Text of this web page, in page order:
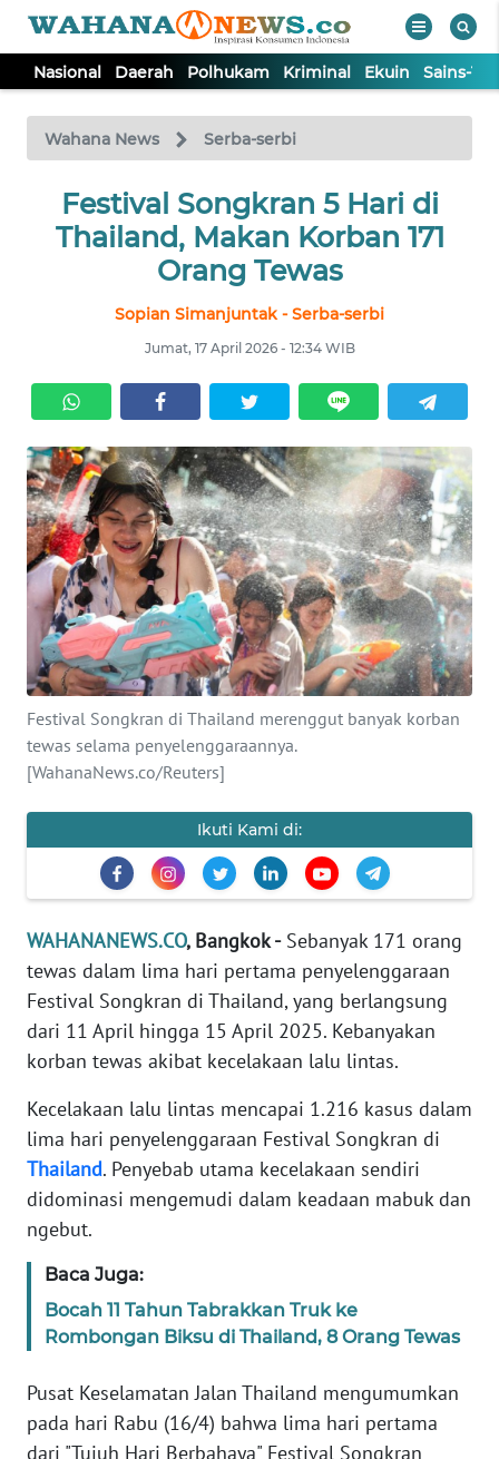
Nasional Daerah Polhukam Kriminal Ekuin Sains-
Wahana News Serba-serbi
Festival Songkran 5 Hari di
Thailand, Makan Korban 171
Orang Tewas
Sopian Simanjuntak - Serba-serbi
Jumat, 17 April 2026 - 12:34 WIB
Festival Songkran di Thailand merenggut banyak korban
tewas selama penyelenggaraannya.
[WahanaNews.co/Reuters]
Ikuti Kami di:
WAHANANEWS.CO, Bangkok -Sebanyak 171 orang
tewas dalam lima hari pertama penyelenggaraan
Festival Songkran di Thailand, yang berlangsung
dari 11 April hingga 15 April 2025. Kebanyakan
korban tewas akibat kecelakaan lalu lintas.
Kecelakaan lalu lintas mencapai 1.216 kasus dalam
lima hari penyelenggaraan Festival Songkran di
Thailand. Penyebab utama kecelakaan sendiri
didominasi mengemudi dalam keadaan mabuk dan
ngebut.
Baca Juga:
Bocah 11 Tahun Tabrakkan Truk ke
Rombongan Biksu di Thailand, 8 Orang Tewas
Pusat Keselamatan Jalan Thailand mengumumkan
pada hari Rabu (16/4) bahwa lima hari pertama
dari "Tujuh Hari Berbahaya" Festival Songkran
TV
Tutup
NASIONAL
POLHUKAM
KRIMINAL
EKUIN
SAINS-TEKNO
KESEHATAN
INTERNASIONAL
SERBA-SERBI
EDITORIAL
Informasi
INDEKS
KONTAK
KAMI
INFO
IKLAN
TENTANG
KAMI
PEDOMAN
SIBER